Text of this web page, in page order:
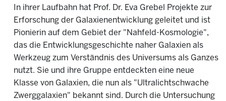
In ihrer Laufbahn hat Prof. Dr. Eva Grebel Projekte zur
Erforschung der Galaxienentwicklung geleitet und ist
Pionierin auf dem Gebiet der "Nahfeld-Kosmologie",
das die Entwicklungsgeschichte naher Galaxien als
Werkzeug zum Verständnis des Universums als Ganzes
nutzt. Sie und ihre Gruppe entdeckten eine neue
Klasse von Galaxien, die nun als "Ultralichtschwache
Zwerggalaxien" bekannt sind. Durch die Untersuchung